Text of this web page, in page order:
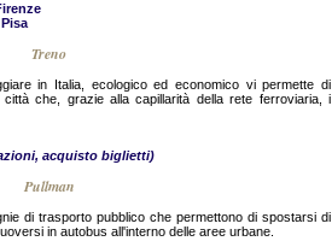
Treno
in Italia, ecologico ed economico vi permette di
che, grazie alla capillarità della rete ferroviaria, i
acquisto biglietti)
Pullman
di trasporto pubblico che permettono di spostarsi di
in autobus all'interno delle aree urbane.